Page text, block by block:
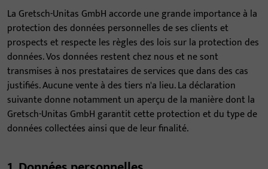
La Gretsch-Unitas GmbH accorde une grande importance à la
protection des données personnelles de ses clients et
prospects et respecte les règles des lois sur la protection des
données. Vos données restent chez nous et ne sont
transmises à nos prestataires de services que dans des cas
justifiés. Aucune vente à des tiers n'a lieu. La déclaration
suivante donne notamment un aperçu de la manière dont la
Gretsch-Unitas GmbH garantit cette protection et du type de
données collectées ainsi que de leur finalité.